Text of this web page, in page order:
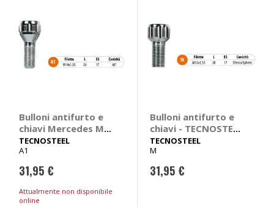
Bulloni antifurto e
chiavi Mercedes M
Class - TECNOSTEEL
Mercedes M Class
TECNOSTEEL
A1
31,95 €
Attualmente non disponibile
online
Bulloni antifurto e
chiavi - TECNOSTEEL
Seat Cordoba, Ibiza,
Toledo
TECNOSTEEL
M
31,95 €